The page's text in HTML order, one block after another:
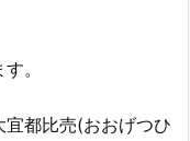
。
宜都比売(おおげつひ